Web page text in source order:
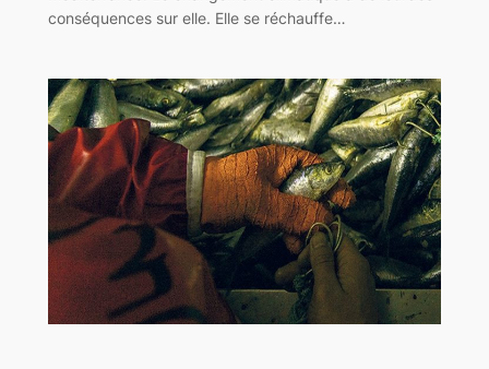
conséquences sur elle. Elle se réchauffe…